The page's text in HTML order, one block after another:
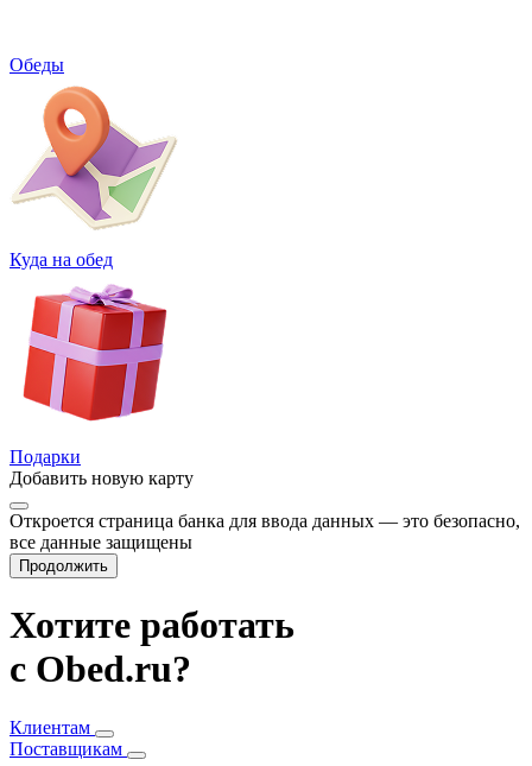
Обеды
Куда на обед
Подарки
Добавить новую карту
Откроется страница банка для ввода данных — это безопасно,
все данные защищены
Продолжить
Хотите работать
с Obed.ru?
Клиентам
Поставщикам